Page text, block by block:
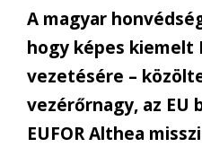
A magyar
hogy képes kiemelt
vezetésére –
vezérőrnagy, az EU
EUFOR Althea